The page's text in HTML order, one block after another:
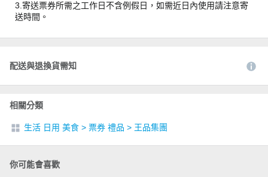
3.寄送票券所需之工作日不含例假日，如需近日內使用請注意寄
送時間。
配送與退換貨需知
相關分類
生活 日用 美食 > 票券 禮品 > 王品集團
你可能會喜歡